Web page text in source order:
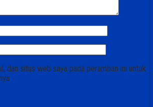
dan situs web saya pada peramban ini untuk